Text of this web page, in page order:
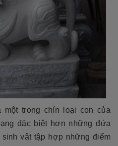
trong chín loại con của
đặc biệt hơn những đứa
vật tập hợp những điểm